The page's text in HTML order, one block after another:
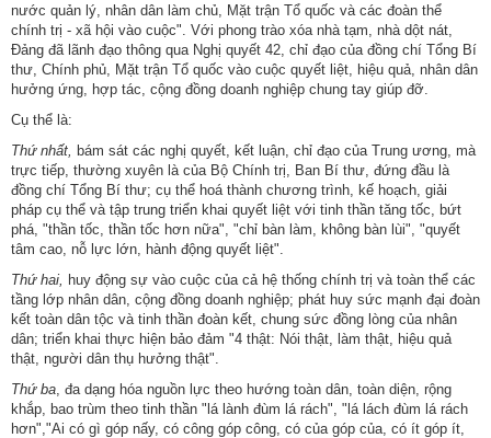
nước quản lý, nhân dân làm chủ, Mặt trận Tổ quốc và các đoàn thể
chính trị - xã hội vào cuộc". Với phong trào xóa nhà tạm, nhà dột nát,
Đảng đã lãnh đạo thông qua Nghị quyết 42, chỉ đạo của đồng chí Tổng Bí
thư, Chính phủ, Mặt trận Tổ quốc vào cuộc quyết liệt, hiệu quả, nhân dân
hưởng ứng, hợp tác, cộng đồng doanh nghiệp chung tay giúp đỡ.
Cụ thể là:
Thứ nhất,
bám sát các nghị quyết, kết luận, chỉ đạo của Trung ương, mà
trực tiếp, thường xuyên là của Bộ Chính trị, Ban Bí thư, đứng đầu là
đồng chí Tổng Bí thư; cụ thể hoá thành chương trình, kế hoạch, giải
pháp cụ thể và tập trung triển khai quyết liệt với tinh thần tăng tốc, bứt
phá, "thần tốc, thần tốc hơn nữa", "chỉ bàn làm, không bàn lùi", "quyết
tâm cao, nỗ lực lớn, hành động quyết liệt".
Thứ hai,
huy động sự vào cuộc của cả hệ thống chính trị và toàn thể các
tầng lớp nhân dân, cộng đồng doanh nghiệp; phát huy sức mạnh đại đoàn
kết toàn dân tộc và tinh thần đoàn kết, chung sức đồng lòng của nhân
dân; triển khai thực hiện bảo đảm "4 thật: Nói thật, làm thật, hiệu quả
thật, người dân thụ hưởng thật".
Thứ ba , đa dạng hóa nguồn lực theo hướng toàn dân, toàn diện, rộng
khắp, bao trùm theo tinh thần "lá lành đùm lá rách", "lá lách đùm lá rách
hơn","Ai có gì góp nấy, có công góp công, có của góp của, có ít góp ít,